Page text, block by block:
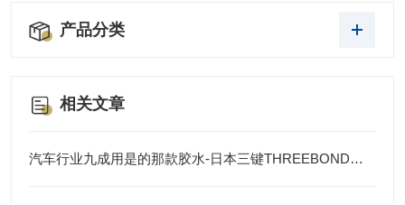
产品分类
相关文章
汽车行业九成用是的那款胶水-日本三键THREEBOND胶水